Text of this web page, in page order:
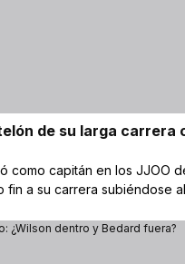
de su larga carrera
como capitán en los JJOO
fin a su carrera subiéndose